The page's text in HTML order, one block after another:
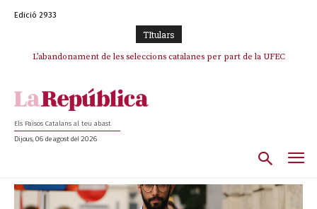
Edició 2933
TItulars
TV3 perd el lideratge després de 23 mesos: Una deriva sense continguts i
Els Països Catalans al teu abast
Dijous, 06 de agost del 2026